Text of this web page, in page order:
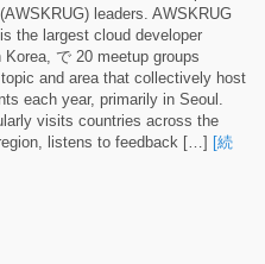
(AWSKRUG) leaders
AWSKRUG
is the largest cloud developer
Korea , で 20 meetup groups
and area that collectively host
each year, primarily in Seoul
visits countries across the
listens to feedback […] [続